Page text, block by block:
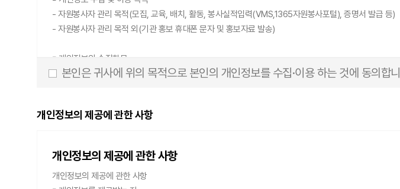
‐ 자원봉사자 관리 목적(모집, 교육, 배치, 활동, 봉사실적입력(VMS,1365자원봉사포털), 증명서 발급 등)
‐ 자원봉사자 관리 목적 외(기관 홍보 휴대폰 문자 및 홍보자료 발송)
￭ 개인정보의 수집항목
‐ 필수정보(성명, 성별, 생년월일, 연락처, 주소, VMS,1365자원봉사포털 가입여부)
￭ 개인정보 보유 및 이용 기간
단, 파기를 요청하실 경우 절차에 따라 즉시(5일 이내) 파기
￭ 동의를 거부할 권리 및 동의를 거부할 경우의 불이익- 상기 내용은 개인정보 보호법을 근거로 작성하였습
본인은 귀사에 위의 목적으로 본인의 개인정보를 수집·이용 하는 것에 동의합
개인정보의 제공에 관한 사항
개인정보의 제공에 관한 사항
개인정보의 제공에 관한 사항